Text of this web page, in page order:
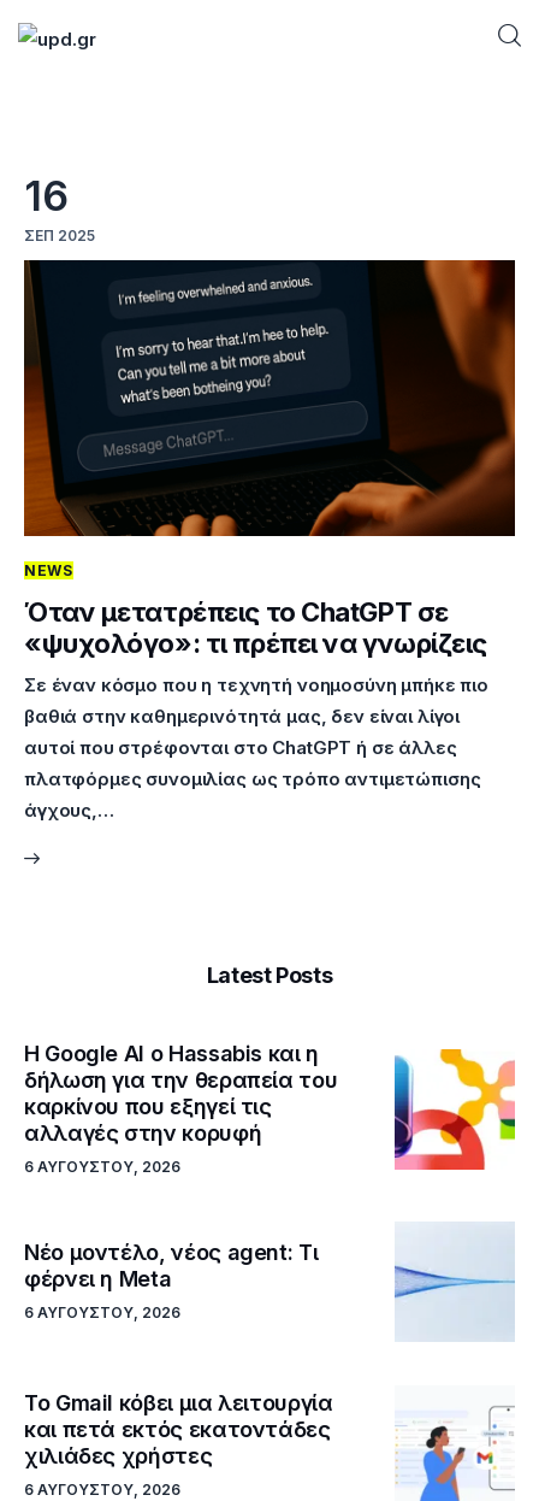
Games
Futuring
AI news
How To
Blog
16
ΣΕΠ 2025
NEWS
Όταν μετατρέπεις το ChatGPT σε
«ψυχολόγο»: τι πρέπει να γνωρίζεις
Σε έναν κόσμο που η τεχνητή νοημοσύνη μπήκε πιο
βαθιά στην καθημερινότητά μας, δεν είναι λίγοι
αυτοί που στρέφονται στο ChatGPT ή σε άλλες
πλατφόρμες συνομιλίας ως τρόπο αντιμετώπισης
άγχους,…
Latest Posts
Η Google ΑΙ ο Hassabis και η
δήλωση για την θεραπεία του
καρκίνου που εξηγεί τις
αλλαγές στην κορυφή
6 ΑΥΓΟΎΣΤΟΥ, 2026
Νέο μοντέλο, νέος agent: Τι
φέρνει η Meta
6 ΑΥΓΟΎΣΤΟΥ, 2026
Το Gmail κόβει μια λειτουργία
και πετά εκτός εκατοντάδες
χιλιάδες χρήστες
6 ΑΥΓΟΎΣΤΟΥ, 2026